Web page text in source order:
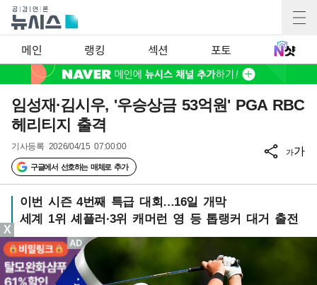
메인 랭킹 섹션 포토
임성재·김시우, '우승상금 53억원' PGA RBC
헤리티지 출격
기사등록 2026/04/15 07:00:00
구글에서 선호하는 매체로 추가
가가
이번 시즌 4번째 특급 대회…16일 개막
세계 1위 셰플러·3위 캐머런 영 등 톱랭커 대거 출전
X